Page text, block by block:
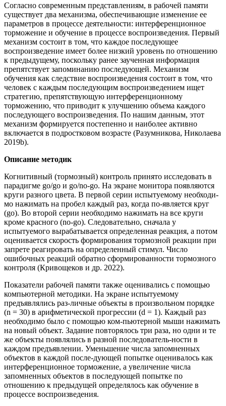
Согласно современным представлениям, в рабочей памяти
существует два механизма, обеспечивающие изменение ее
параметров в процессе деятельности: интерференционное
торможение и обучение в процессе воспроизведения. Первый
механизм состоит в том, что каждое последующее
воспроизведение имеет более низкий уровень по отношению
к предыдущему, поскольку ранее заученная информация
препятствует запоминанию последующей. Механизм
обучения как следствие воспроизведения состоит в том, что
человек с каждым последующим воспроизведением ищет
стратегию, препятствующую интерференционному
торможению, что приводит к улучшению объема каждого
последующего воспроизведения. По нашим данным, этот
механизм формируется постепенно и наиболее активно
включается в подростковом возрасте (Разумникова, Николаева
2019b).
Описание методик
Когнитивный (тормозный) контроль принято исследовать в
парадигме go/go и go/no-go. На экране монитора появляются
круги разного цвета. В первой серии испытуемому необходи-
мо нажимать на пробел каждый раз, когда по-является круг
(go). Во второй серии необходимо нажимать на все круги
кроме красного (no-go). Следовательно, сначала у
испытуемого вырабатывается определенная реакция, а потом
оценивается скорость формирования тормозной реакции при
запрете реагировать на определенный стимул. Число
ошибочных реакций обратно сформированности тормозного
контроля (Кривощеков и др. 2022).
Показатели рабочей памяти также оценивались с помощью
компьютерной методики. На экране испытуемому
предъявлялись раз-личные объекты в произвольном порядке
(n = 30) в арифметической прогрессии (d = 1). Каждый раз
необходимо было с помощью ком-пьютерной мыши нажимать
на новый объект. Задание повторялось три раза, но одни и те
же объекты появлялись в разной последователь-ности в
каждом предъявлении. Уменьшение числа запомненных
объектов в каждой после-дующей попытке оценивалось как
интерференционное торможение, а увеличение числа
запомненных объектов в последующей попытке по
отношению к предыдущей определялось как обучение в
процессе воспроизведения.